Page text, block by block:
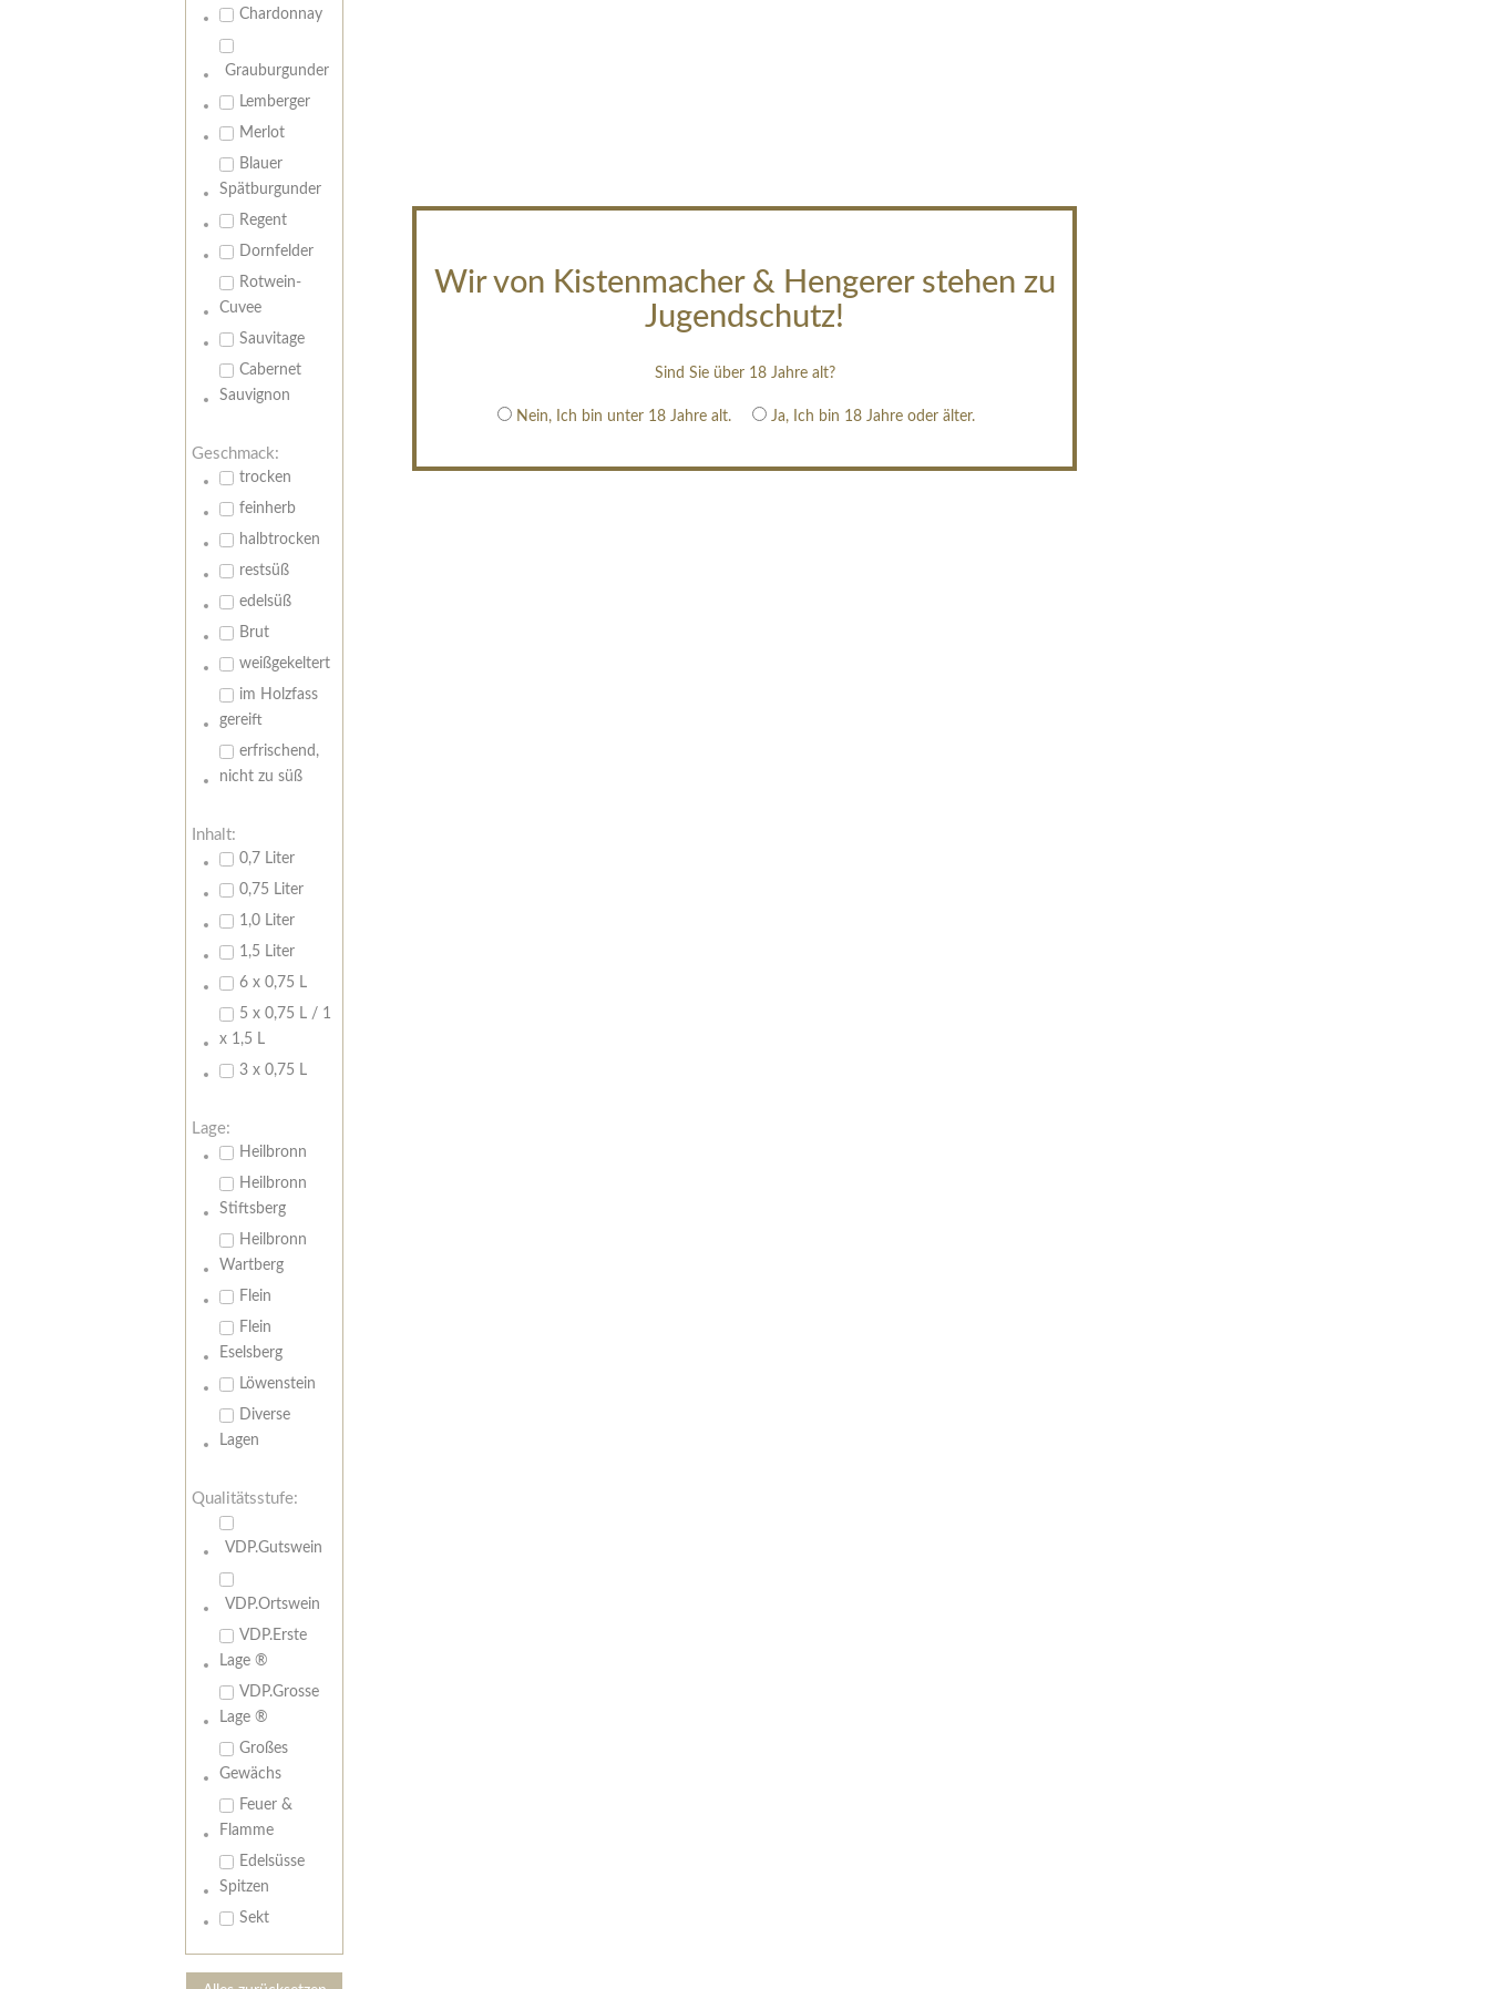
Wir von Kistenmacher & Hengerer stehen zu
Jugendschutz!
Sind Sie über 18 Jahre alt?
Nein, Ich bin unter 18 Jahre alt. Ja, Ich bin 18 Jahre oder älter.
Chardonnay
Grauburgunder
Lemberger
Merlot
Blauer
Spätburgunder
Regent
Dornfelder
Rotwein-
Cuvee
Sauvitage
Cabernet
Sauvignon
Geschmack:
trocken
feinherb
halbtrocken
restsüß
edelsüß
Brut
weißgekeltert
im Holzfass
gereift
erfrischend,
nicht zu süß
Inhalt:
0,7 Liter
0,75 Liter
1,0 Liter
1,5 Liter
6 x 0,75 L
5 x 0,75 L / 1
x 1,5 L
3 x 0,75 L
Lage:
Heilbronn
Heilbronn
Stiftsberg
Heilbronn
Wartberg
Flein
Flein
Eselsberg
Löwenstein
Diverse
Lagen
Qualitätsstufe:
VDP.Gutswein
VDP.Ortswein
VDP.Erste
Lage ®
VDP.Grosse
Lage ®
Großes
Gewächs
Feuer &
Flamme
Edelsüsse
Spitzen
Sekt